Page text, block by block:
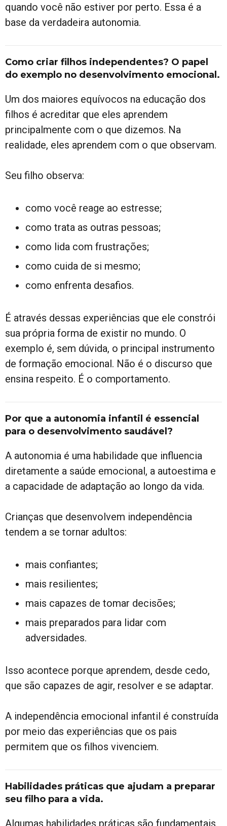
quando você não estiver por perto. Essa é a
base da verdadeira autonomia.
Como criar filhos independentes? O papel
do exemplo no desenvolvimento emocional.
Um dos maiores equívocos na educação dos
filhos é acreditar que eles aprendem
principalmente com o que dizemos. Na
realidade, eles aprendem com o que observam.
Seu filho observa:
como você reage ao estresse;
como trata as outras pessoas;
como lida com frustrações;
como cuida de si mesmo;
como enfrenta desafios.
É através dessas experiências que ele constrói
sua própria forma de existir no mundo. O
exemplo é, sem dúvida, o principal instrumento
de formação emocional. Não é o discurso que
ensina respeito. É o comportamento.
Por que a autonomia infantil é essencial
para o desenvolvimento saudável?
A autonomia é uma habilidade que influencia
diretamente a saúde emocional, a autoestima e
a capacidade de adaptação ao longo da vida.
Crianças que desenvolvem independência
tendem a se tornar adultos:
mais confiantes;
mais resilientes;
mais capazes de tomar decisões;
mais preparados para lidar com
adversidades.
Isso acontece porque aprendem, desde cedo,
que são capazes de agir, resolver e se adaptar.
A independência emocional infantil é construída
por meio das experiências que os pais
permitem que os filhos vivenciem.
Habilidades práticas que ajudam a preparar
seu filho para a vida.
Algumas habilidades práticas são fundamentais